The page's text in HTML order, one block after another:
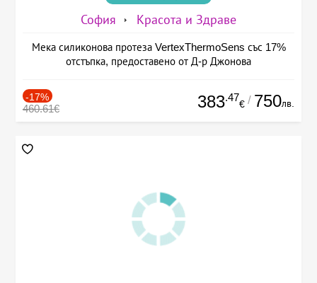
София Красота и Здраве
Мека силиконова протеза VertexThermoSens със 17%
отстъпка, предоставено от Д-р Джонова
-17%
460.61€ 383.47
€ / 750лв.